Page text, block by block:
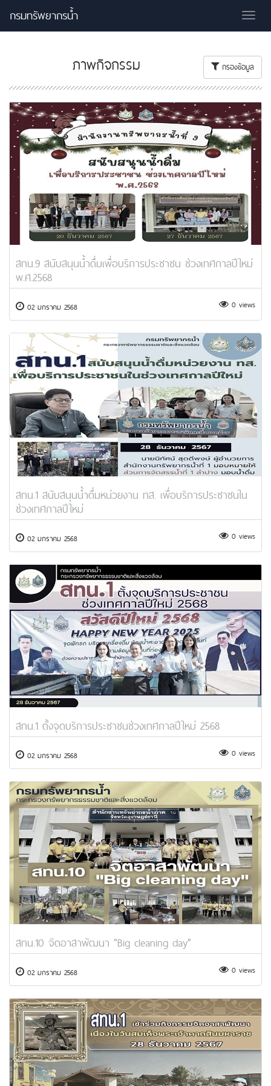
กรมทรัพยากรน้ำ
ภาพกิจกรรม กรองข้อมูล
สทน.9 สนับสนุนน้ำดื่มเพื่อบริการประชาชน ช่วงเทศกาลปีใหม่
พ.ศ.2568
02 มกราคม 2568 0 views
สทน.1 สนับสนุนน้ำดื่มหน่วยงาน ทส. เพื่อบริการประชาชนใน
ช่วงเทศกาลปีใหม่
02 มกราคม 2568 0 views
สทน.1 ตั้งจุดบริการประชาชนช่วงเทศกาลปีใหม่ 2568
02 มกราคม 2568 0 views
สทน.10 จิตอาสาพัฒนา "Big cleaning day"
02 มกราคม 2568 0 views